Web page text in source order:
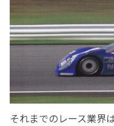
それまでのレース業界